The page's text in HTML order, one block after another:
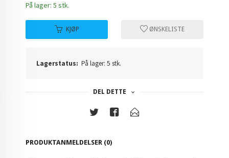
På lager: 5 stk.
KJØP ØNSKELISTE
Lagerstatus: På lager: 5 stk.
DEL DETTE
PRODUKTANMELDELSER (0)